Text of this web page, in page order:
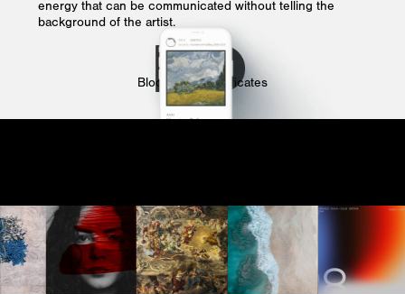
energy that can be communicated without telling the
background of the artist.
Blockchain Certificates